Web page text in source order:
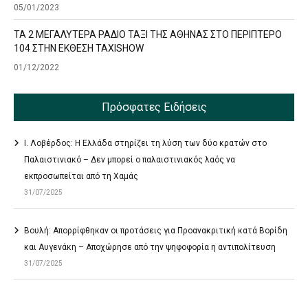
05/01/2023
ΤΑ 2 ΜΕΓΑΛΥΤΕΡΑ ΡΑΔΙΟ ΤΑΞΙ ΤΗΣ ΑΘΗΝΑΣ ΣΤΟ ΠΕΡΙΠΤΕΡΟ
104 ΣΤΗΝ ΕΚΘΕΣΗ TAXISHOW
01/12/2022
Πρόσφατες Ειδήσεις
Ι. Λοβέρδος: Η Ελλάδα στηρίζει τη λύση των δύο κρατών στο
Παλαιστινιακό – Δεν μπορεί ο παλαιστινιακός λαός να
εκπροσωπείται από τη Χαμάς
31/07/2025
Βουλή: Απορρίφθηκαν οι προτάσεις για Προανακριτική κατά Βορίδη
και Αυγενάκη – Αποχώρησε από την ψηφοφορία η αντιπολίτευση
31/07/2025